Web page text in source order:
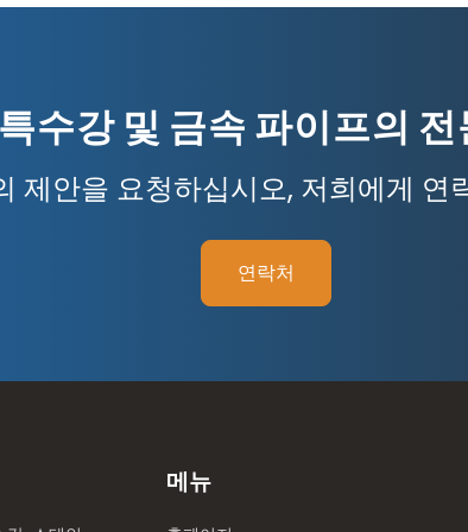
수강 및 금속 파이프의
제안을 요청하십시오, 저희에게 연
연락처
메뉴